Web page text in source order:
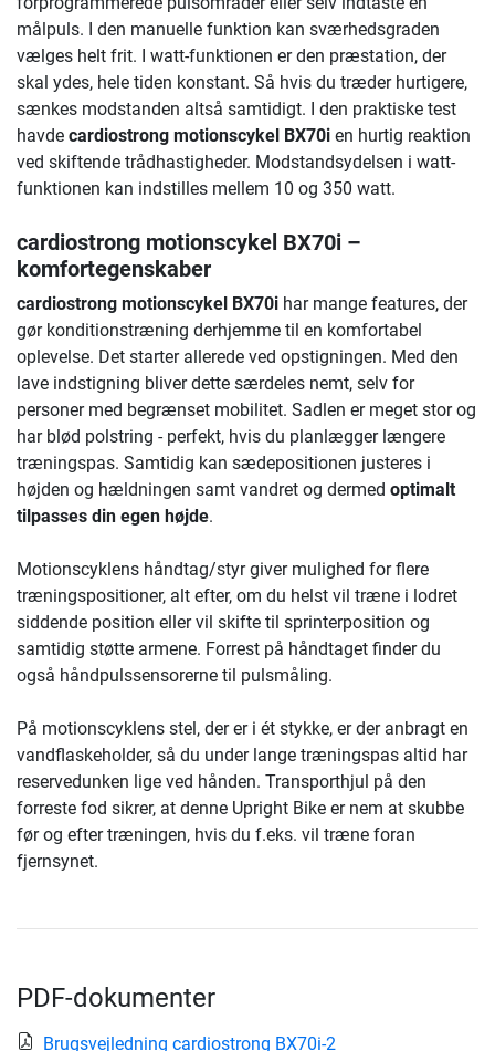
målpuls. I den manuelle funktion kan sværhedsgraden
vælges helt frit. I watt-funktionen er den præstation, der
skal ydes, hele tiden konstant. Så hvis du træder hurtigere,
sænkes modstanden altså samtidigt. I den praktiske test
havde cardiostrong motionscykel BX70i en hurtig reaktion
ved skiftende trådhastigheder. Modstandsydelsen i watt-
funktionen kan indstilles mellem 10 og 350 watt.
cardiostrong motionscykel BX70i –
komfortegenskaber
cardiostrong motionscykel BX70i har mange features, der
gør konditionstræning derhjemme til en komfortabel
oplevelse. Det starter allerede ved opstigningen. Med den
lave indstigning bliver dette særdeles nemt, selv for
personer med begrænset mobilitet. Sadlen er meget stor og
har blød polstring - perfekt, hvis du planlægger længere
træningspas. Samtidig kan sædepositionen justeres i
højden og hældningen samt vandret og dermed optimalt
tilpasses din egen højde.
Motionscyklens håndtag/styr giver mulighed for flere
træningspositioner, alt efter, om du helst vil træne i lodret
siddende position eller vil skifte til sprinterposition og
samtidig støtte armene. Forrest på håndtaget finder du
også håndpulssensorerne til pulsmåling.
På motionscyklens stel, der er i ét stykke, er der anbragt en
vandflaskeholder, så du under lange træningspas altid har
reservedunken lige ved hånden. Transporthjul på den
forreste fod sikrer, at denne Upright Bike er nem at skubbe
før og efter træningen, hvis du f.eks. vil træne foran
fjernsynet.
PDF-dokumenter
Brugsvejledning cardiostrong BX70i-2